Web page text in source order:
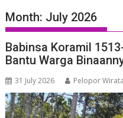
Month: July 2026
Babinsa Koramil
Bantu Warga
31 July 2026 Pelopor